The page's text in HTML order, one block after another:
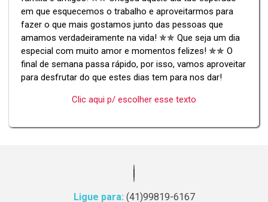
em que esquecemos o trabalho e aproveitarmos para
fazer o que mais gostamos junto das pessoas que
amamos verdadeiramente na vida! ✯✯ Que seja um dia
especial com muito amor e momentos felizes! ✯✯ O
final de semana passa rápido, por isso, vamos aproveitar
para desfrutar do que estes dias tem para nos dar!
Clic aqui p/ escolher esse texto
Ligue para: (41)99819-6167